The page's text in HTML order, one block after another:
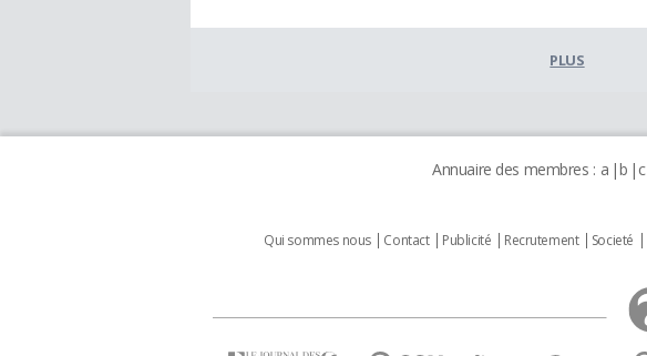
PLUS
Annuaire des membres : a b c
Qui sommes nous Contact Publicité Recrutement Societé